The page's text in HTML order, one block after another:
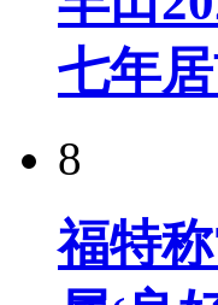
七年
8
福特